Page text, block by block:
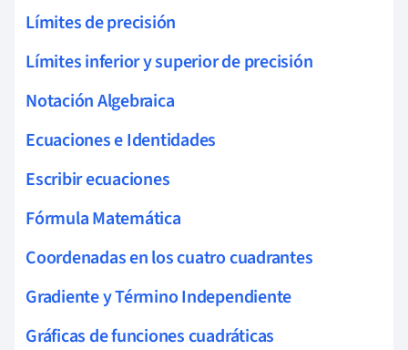
Límites de precisión
Límites inferior y superior de precisión
Notación Algebraica
Ecuaciones e Identidades
Escribir ecuaciones
Fórmula Matemática
Coordenadas en los cuatro cuadrantes
Gradiente y Término Independiente
Gráficas de funciones cuadráticas